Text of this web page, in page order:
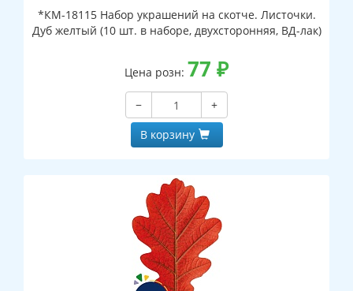
*КМ-18115 Набор украшений на скотче. Листочки.
Дуб желтый (10 шт. в наборе, двухсторонняя, ВД-лак)
Цена розн: 77 ₽
−
+
В корзину